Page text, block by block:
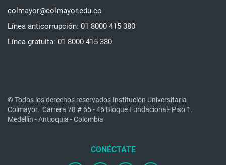
colmayor@colmayor.edu.co
Línea anticorrupción: 01 8000 415 380
Línea gratuita: 01 8000 415 380
© Todos los derechos reservados Institución Universitaria
Colmayor. Carrera 78 # 65 - 46 Bloque Fundacional- Piso 1.
Medellín - Antioquia - Colombia